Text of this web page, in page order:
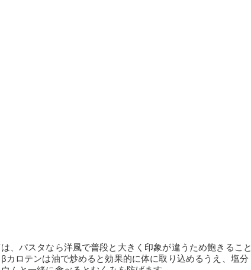
、パスタなら洋風で普段と大きく印象が違うため飽きること
カロテンは油で炒めると効果的に体に取り込めるうえ、塩分